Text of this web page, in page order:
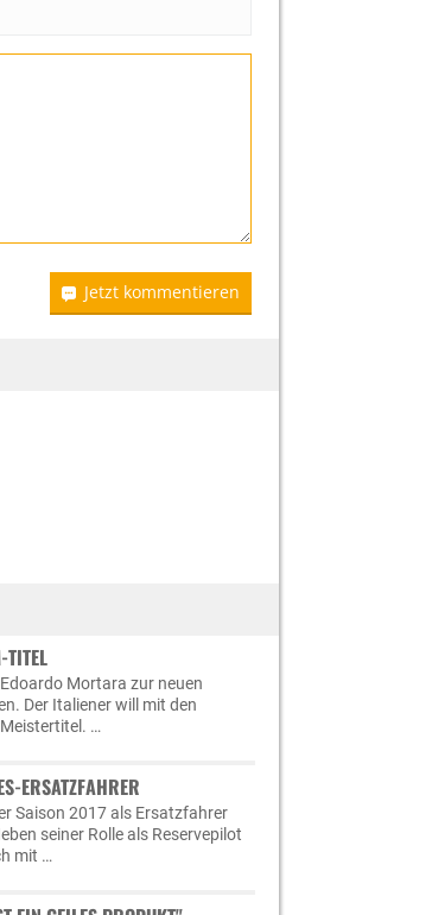
Jetzt kommentieren
TITEL
Mortara zur neuen
Der Italiener will mit den
…
ERSATZFAHRER
Saison 2017 als Ersatzfahrer
seiner Rolle als Reservepilot
mit …